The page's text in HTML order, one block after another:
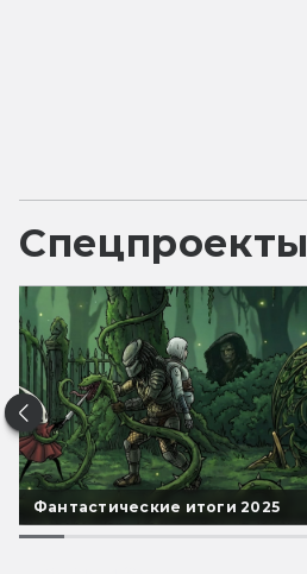
Спецпроекты
Фантастические итоги 2025